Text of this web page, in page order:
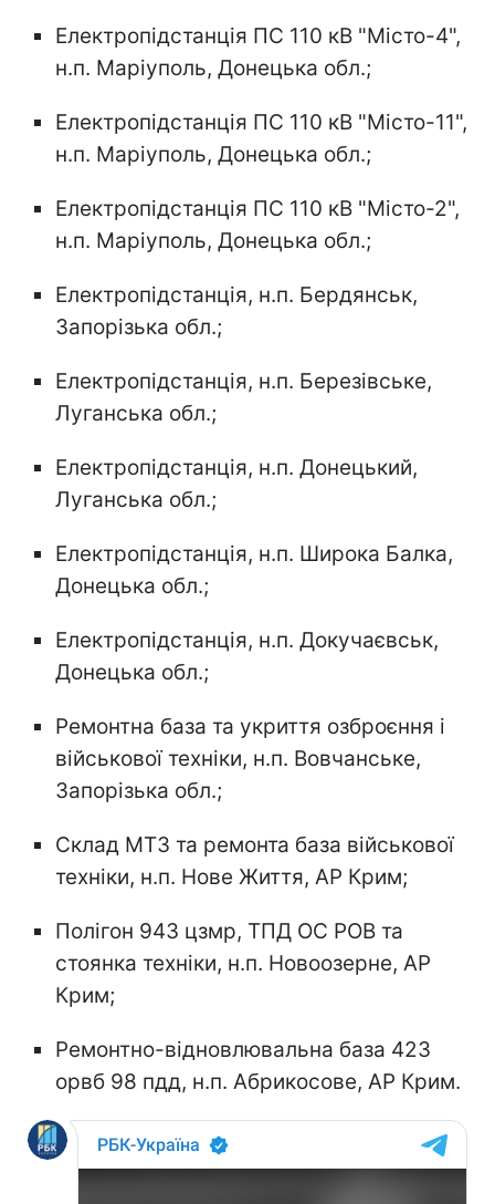
Електропідстанція ПС 110 кВ "Місто-4",
н.п. Маріуполь, Донецька обл.;
Електропідстанція ПС 110 кВ "Місто-11",
н.п. Маріуполь, Донецька обл.;
Електропідстанція ПС 110 кВ "Місто-2",
н.п. Маріуполь, Донецька обл.;
Електропідстанція, н.п. Бердянськ,
Запорізька обл.;
Електропідстанція, н.п. Березівське,
Луганська обл.;
Електропідстанція, н.п. Донецький,
Луганська обл.;
Електропідстанція, н.п. Широка Балка,
Донецька обл.;
Електропідстанція, н.п. Докучаєвськ,
Донецька обл.;
Ремонтна база та укриття озброєння і
військової техніки, н.п. Вовчанське,
Запорізька обл.;
Склад МТЗ та ремонта база військової
техніки, н.п. Нове Життя, АР Крим;
Полігон 943 цзмр, ТПД ОС РОВ та
стоянка техніки, н.п. Новоозерне, АР
Крим;
Ремонтно-відновлювальна база 423
орвб 98 пдд, н.п. Абрикосове, АР Крим.